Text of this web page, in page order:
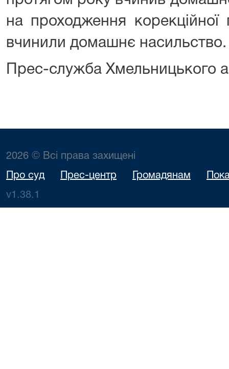
на проходження корекційної
вчинили домашнє насильство.
Прес-служба Хмельницького
2026 © Всі права захищені
Про суд Прес-центр Громадянам
v1.38.1